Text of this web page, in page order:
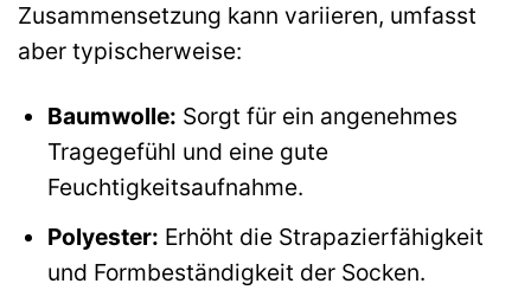
Zusammensetzung kann variieren, umfasst
aber typischerweise:
Baumwolle: Sorgt für ein angenehmes
Tragegefühl und eine gute
Feuchtigkeitsaufnahme.
Polyester: Erhöht die Strapazierfähigkeit
und Formbeständigkeit der Socken.